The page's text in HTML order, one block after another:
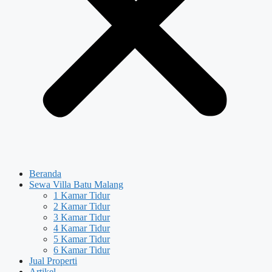
Beranda
Sewa Villa Batu Malang
1 Kamar Tidur
2 Kamar Tidur
3 Kamar Tidur
4 Kamar Tidur
5 Kamar Tidur
6 Kamar Tidur
Jual Properti